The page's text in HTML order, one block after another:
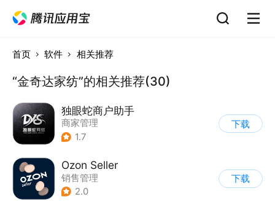
首页 软件 相关推荐
“金奇达家纺”的相关推荐(30)
独眼蛇商户助手
商家管理
1.7
下载
Ozon Seller
销售管理
2.0
下载